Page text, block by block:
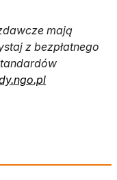
mają
z bezpłatnego
otwiera się w